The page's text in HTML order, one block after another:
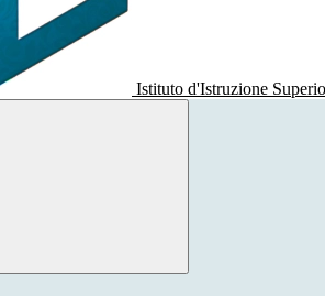
Istituto d'Istruzione